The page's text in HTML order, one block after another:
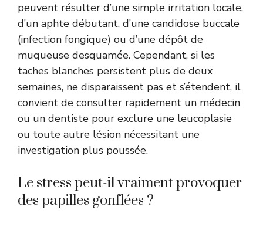
peuvent résulter d’une simple irritation locale,
d’un aphte débutant, d’une candidose buccale
(infection fongique) ou d’une dépôt de
muqueuse desquamée. Cependant, si les
taches blanches persistent plus de deux
semaines, ne disparaissent pas et s’étendent, il
convient de consulter rapidement un médecin
ou un dentiste pour exclure une leucoplasie
ou toute autre lésion nécessitant une
investigation plus poussée.
Le stress peut-il vraiment provoquer
des papilles gonflées ?